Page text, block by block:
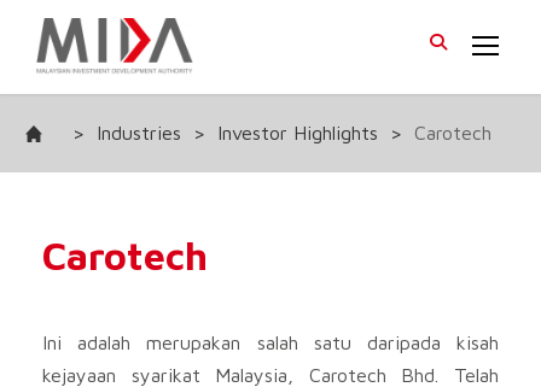
> Industries > Investor Highlights > Carotech
Carotech
Ini adalah merupakan salah satu daripada kisah
kejayaan syarikat Malaysia, Carotech Bhd. Telah